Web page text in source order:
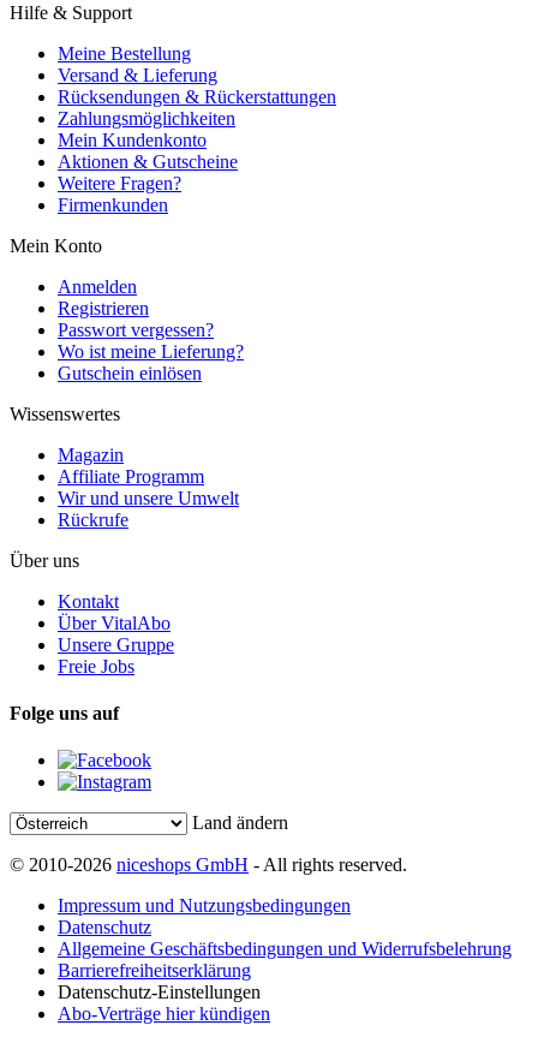
Hilfe & Support
Meine Bestellung
Versand & Lieferung
Rücksendungen & Rückerstattungen
Zahlungsmöglichkeiten
Mein Kundenkonto
Aktionen & Gutscheine
Weitere Fragen?
Firmenkunden
Mein Konto
Anmelden
Registrieren
Passwort vergessen?
Wo ist meine Lieferung?
Gutschein einlösen
Wissenswertes
Magazin
Affiliate Programm
Wir und unsere Umwelt
Rückrufe
Über uns
Kontakt
Über VitalAbo
Unsere Gruppe
Freie Jobs
Folge uns auf
Land ändern
© 2010-2026 niceshops GmbH - All rights reserved.
Impressum und Nutzungsbedingungen
Datenschutz
Allgemeine Geschäftsbedingungen und Widerrufsbelehrung
Barrierefreiheitserklärung
Datenschutz-Einstellungen
Abo-Verträge hier kündigen